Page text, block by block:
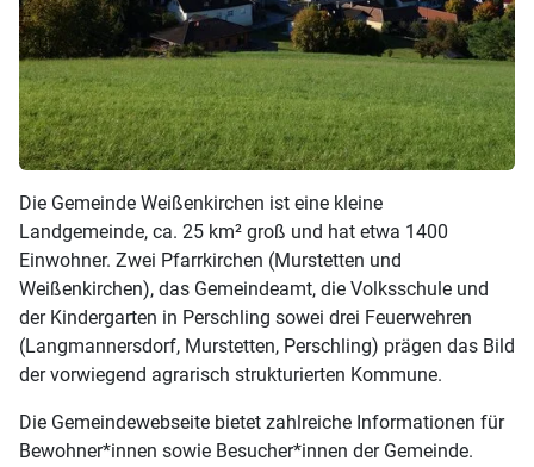
Die Gemeinde Weißenkirchen ist eine kleine
Landgemeinde, ca. 25 km² groß und hat etwa 1400
Einwohner. Zwei Pfarrkirchen (Murstetten und
Weißenkirchen), das Gemeindeamt, die Volksschule und
der Kindergarten in Perschling sowei drei Feuerwehren
(Langmannersdorf, Murstetten, Perschling) prägen das Bild
der vorwiegend agrarisch strukturierten Kommune.
Die Gemeindewebseite bietet zahlreiche Informationen für
Bewohner*innen sowie Besucher*innen der Gemeinde.